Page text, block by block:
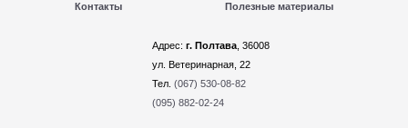
Контакты Полезные материалы
Адрес: г. Полтава, 36008
ул. Ветеринарная, 22
Тел. (067) 530-08-82
(095) 882-02-24